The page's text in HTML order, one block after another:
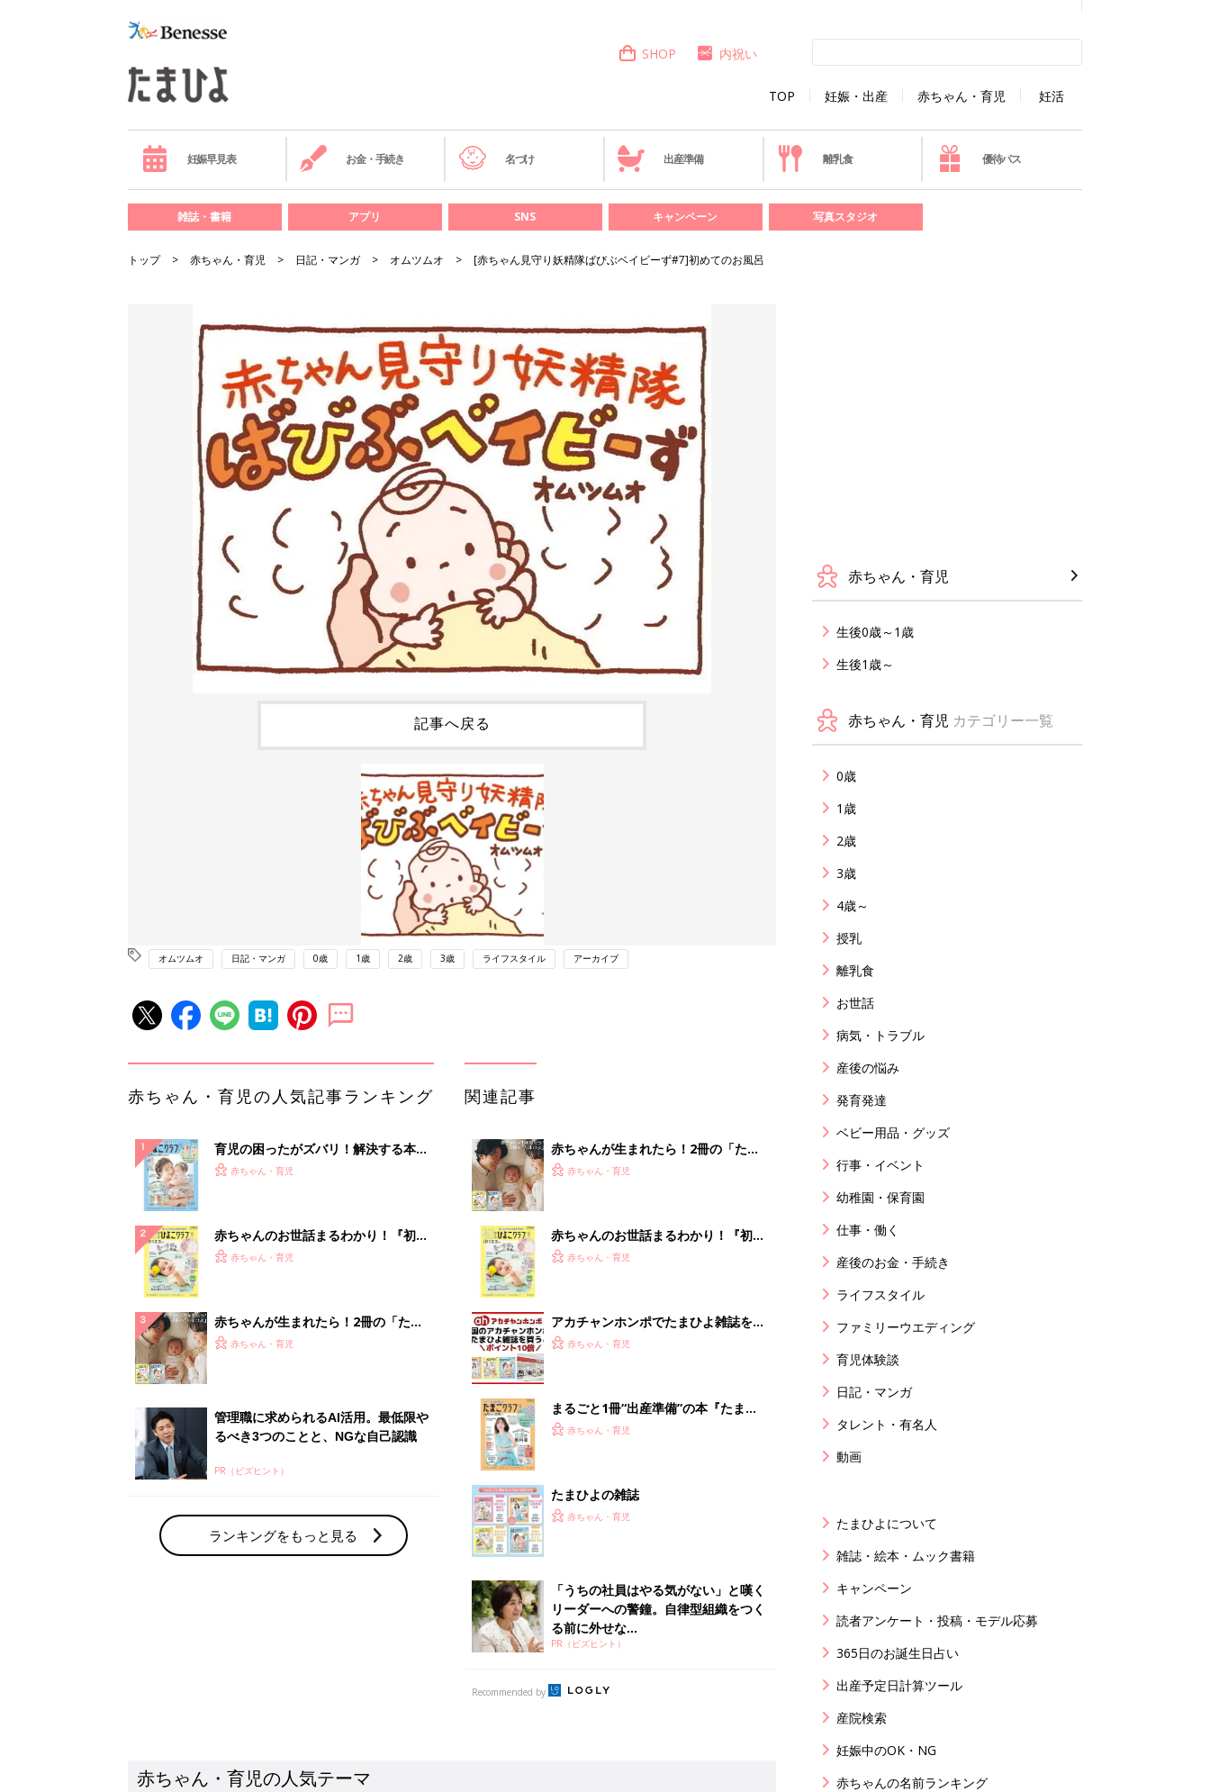
TOP 妊娠・出産 赤ちゃん・育児 妊活
SHOP 内祝い
妊娠早見表 お金・手続き 名づけ 出産準備 離乳食 優待パス
雑誌・書籍 アプリ SNS キャンペーン 写真スタジオ
トップ 赤ちゃん・育児 日記・マンガ オムツムオ [赤ちゃん見守り妖精隊ばびぶベイビーず#7]初めてのお風呂
記事へ戻る
オムツムオ 日記・マンガ 0歳 1歳 2歳 3歳 ライフスタイル アーカイブ
赤ちゃん・育児の人気記事ランキング
育児の困ったがズバリ！解決する本
『ひよこクラブ 夏号』 4カ月～2才
赤ちゃん・育児
赤ちゃんのお世話まるわかり！『初め
てのひよこクラブ 夏号』〈巻頭大特
赤ちゃん・育児
赤ちゃんが生まれたら！2冊の「たま
ひよ」
赤ちゃん・育児
管理職に求められるAI活用。最低限や
るべき3つのことと、NGな自己認識
PR（ビズヒント）
ランキングをもっと見る
関連記事
赤ちゃんが生まれたら！2冊の「たま
ひよ」
赤ちゃん・育児
赤ちゃんのお世話まるわかり！『初め
てのひよこクラブ 夏号』〈巻頭大特
赤ちゃん・育児
アカチャンホンポでたまひよ雑誌を買
うとポイント10倍【期間限定】
赤ちゃん・育児
まるごと1冊“出産準備”の本『たまご
クラブ 夏号』〈スペシャル大特集〉
赤ちゃん・育児
たまひよの雑誌
赤ちゃん・育児
「うちの社員はやる気がない」と嘆く
リーダーへの警鐘。自律型組織をつく
る前に外せな...
PR（ビズヒント）
Recommended by
赤ちゃん・育児の人気テーマ
赤ちゃん・育児
生後0歳～1歳
生後1歳～
赤ちゃん・育児 カテゴリー一覧
0歳
1歳
2歳
3歳
4歳～
授乳
離乳食
お世話
病気・トラブル
産後の悩み
発育発達
ベビー用品・グッズ
行事・イベント
幼稚園・保育園
仕事・働く
産後のお金・手続き
ライフスタイル
ファミリーウエディング
育児体験談
日記・マンガ
タレント・有名人
動画
たまひよについて
雑誌・絵本・ムック書籍
キャンペーン
読者アンケート・投稿・モデル応募
365日のお誕生日占い
出産予定日計算ツール
産院検索
妊娠中のOK・NG
赤ちゃんの名前ランキング